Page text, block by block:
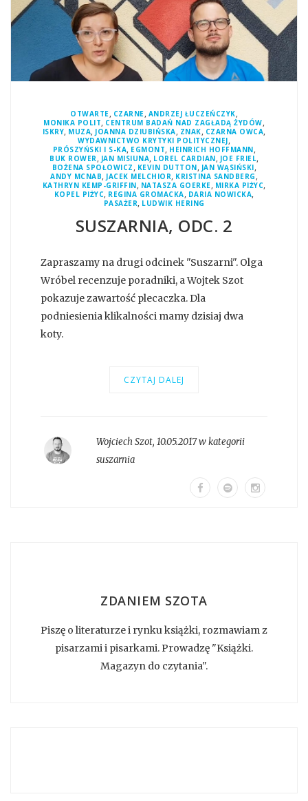
OTWARTE, CZARNE, ANDRZEJ ŁUCZEŃCZYK,
MONIKA POLIT, CENTRUM BADAŃ NAD ZAGŁADĄ ŻYDÓW,
ISKRY, MUZA, JOANNA DZIUBIŃSKA, ZNAK, CZARNA OWCA,
WYDAWNICTWO KRYTYKI POLITYCZNEJ,
PRÓSZYŃSKI I S-KA, EGMONT, HEINRICH HOFFMANN,
BUK ROWER, JAN MISIUNA, LOREL CARDIAN, JOE FRIEL,
BOŻENA SPOŁOWICZ , KEVIN DUTTON, JAN WĄSIŃSKI,
ANDY MCNAB, JACEK MELCHIOR, KRISTINA SANDBERG ,
KATHRYN KEMP-GRIFFIN, NATASZA GOERKE, MIRKA PIŻYC,
KOPEL PIŻYC, REGINA GROMACKA, DARIA NOWICKA,
PASAŻER, LUDWIK HERING
SUSZARNIA, ODC. 2
Zapraszamy na drugi odcinek "Suszarni". Olga
Wróbel recenzuje poradniki, a Wojtek Szot
pokazuje zawartość plecaczka. Dla
podniesienia klikalności mamy dzisiaj dwa
koty.
CZYTAJ DALEJ
Wojciech Szot,10.05.2017 w kategorii
suszarnia
ZDANIEM SZOTA
Piszę o literaturze i rynku książki, rozmawiam z
pisarzami i pisarkami. Prowadzę "Książki.
Magazyn do czytania".